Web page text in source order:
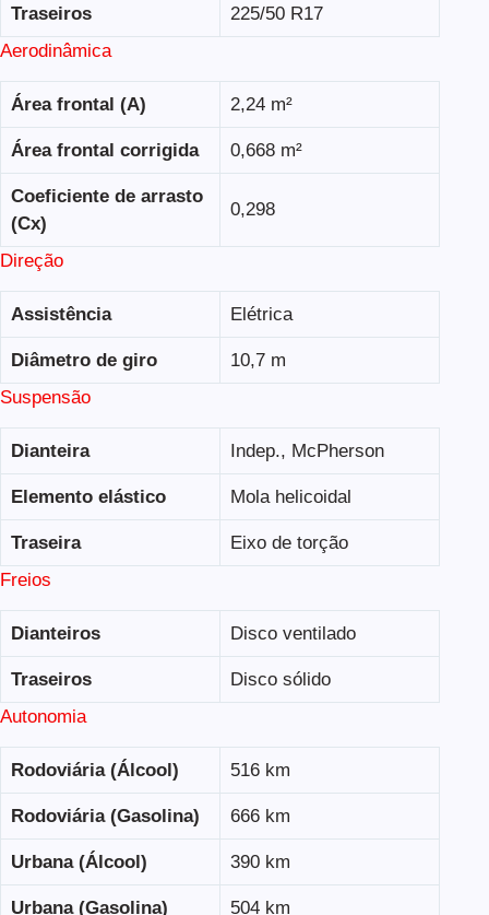
Traseiros
225/50 R17
Aerodinâmica
Área frontal (A) 2,24 m²
Área frontal corrigida 0,668 m²
Coeficiente de arrasto
(Cx)
0,298
Direção
Assistência Elétrica
Diâmetro de giro
10,7 m
Suspensão
Dianteira Indep., McPherson
Elemento elástico Mola helicoidal
Traseira
Eixo de torção
Freios
Dianteiros Disco ventilado
Traseiros
Disco sólido
Autonomia
Rodoviária (Álcool) 516 km
Rodoviária (Gasolina) 666 km
Urbana (Álcool) 390 km
Urbana (Gasolina) 504 km